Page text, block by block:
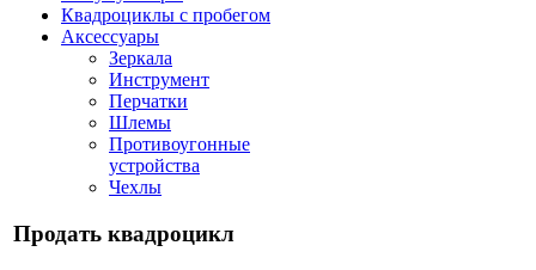
Квадроциклы с пробегом
Аксессуары
Зеркала
Инструмент
Перчатки
Шлемы
Противоугонные
устройства
Чехлы
Продать квадроцикл